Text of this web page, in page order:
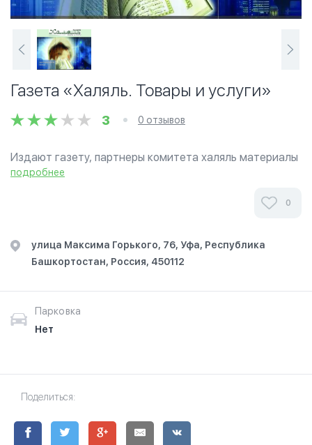
Газета «Халяль. Товары и услуги»
3 0 отзывов
Издают газету, партнеры комитета халяль материалы
мусульманского мира, жизнь мусульман, а также
подробнее
0
улица Максима Горького, 76, Уфа, Республика
Башкортостан, Россия, 450112
Парковка
Нет
Поделиться: